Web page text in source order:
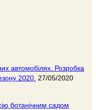
автомобілях. Розробка
2020. 27/05/2020
ботанічним садом